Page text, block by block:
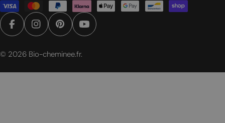
Modes
de
paiement
FacebookInstagramPinterestYouTube
© 2026 Bio-cheminee.fr.